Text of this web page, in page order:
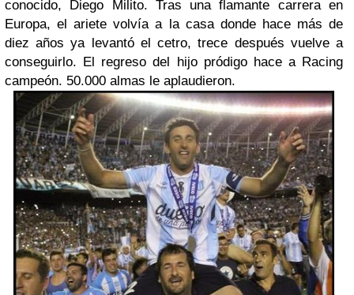
conocido, Diego Milito. Tras una flamante carrera en
Europa, el ariete volvía a la casa donde hace más de
diez años ya levantó el cetro, trece después vuelve a
conseguirlo. El regreso del hijo pródigo hace a Racing
campeón. 50.000 almas le aplaudieron.